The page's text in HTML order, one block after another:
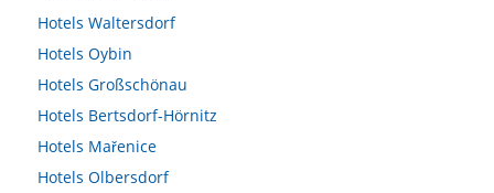
Hotels Waltersdorf
Hotels Oybin
Hotels Großschönau
Hotels Bertsdorf-Hörnitz
Hotels Mařenice
Hotels Olbersdorf